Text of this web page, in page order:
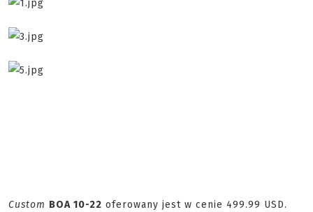
Custom BOA 10-22 oferowany jest w cenie 499.99 USD.